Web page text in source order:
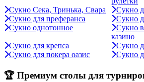
Сукно Сека, Тринька, Свара
Сукно
Сукно для преферанса
Сукно
Сукно однотонное
Сукно
казино
Сукно для крепса
Сукно
Сукно для покера оазис
Сукно
🏆 Премиум столы для